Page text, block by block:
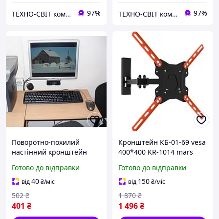
ТЕХНО-СВІТ компьютерна техніка, мобільні аксесуари, електронна техніка та багато іншого. 97% ТЕХНО-СВІТ компьютерна техніка, мобільні аксесуари, електронна техніка та багато іншого. 97%
Поворотно-похилий
настінний кронштейн
14-24 дюймів mars
Готово до відправки
від40₴/міс
401 ₴
502 ₴
Кронштейн КБ-01-69 vesa
400*400 KR-1014 mars
Готово до відправки
від 150₴/міс
1 496₴
1 870 ₴